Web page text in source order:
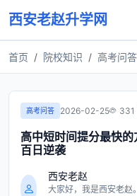
西安老赵升学网
首页 院校知识 高考问答
高考问答 2026-02-25 331
高中短时间提分最快
百日逆袭
西安老赵
大家好，我是西安老赵